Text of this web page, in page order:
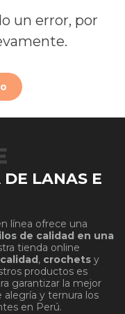
un error, por
LANAS E
línea ofrece una
de calidad en una
tienda online
, crochets y
productos es
garantizar la mejor
alegría y ternura los
en Perú.